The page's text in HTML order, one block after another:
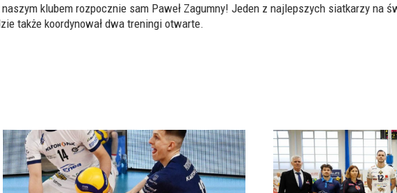
klubem rozpocznie sam Paweł Zagumny! Jeden z najlepszych siatkarzy na
także koordynował dwa treningi otwarte.